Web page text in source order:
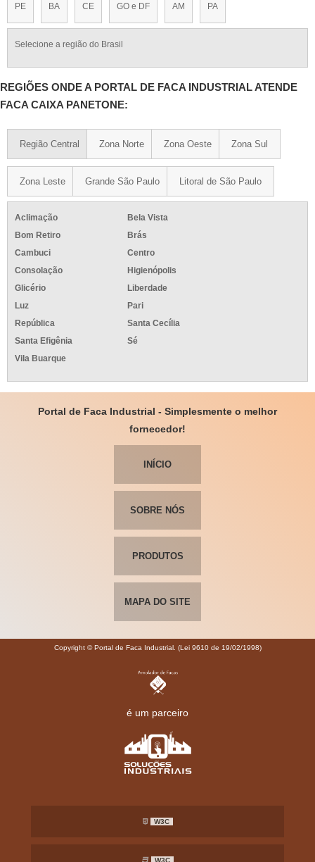
PE BA CE GO e DF AM PA
Selecione a região do Brasil
REGIÕES ONDE A PORTAL DE FACA INDUSTRIAL ATENDE
FACA CAIXA PANETONE:
Região Central Zona Norte Zona Oeste Zona Sul
Zona Leste Grande São Paulo Litoral de São Paulo
Aclimação
Bela Vista
Bom Retiro
Brás
Cambuci
Centro
Consolação
Higienópolis
Glicério
Liberdade
Luz
Pari
República
Santa Cecília
Santa Efigênia
Sé
Vila Buarque
Portal de Faca Industrial - Simplesmente o melhor
fornecedor!
INÍCIO
SOBRE NÓS
PRODUTOS
MAPA DO SITE
Copyright © Portal de Faca Industrial. (Lei 9610 de 19/02/1998)
é um parceiro
W3C
W3C